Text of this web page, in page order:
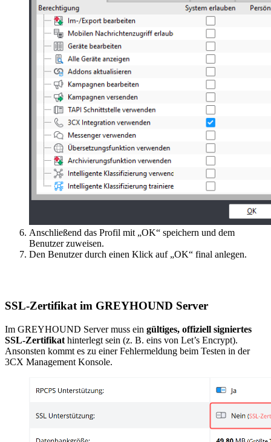
Anschließend das Profil mit „OK“ speichern und dem
Benutzer zuweisen.
Den Benutzer durch einen Klick auf „OK“ final anlegen.
SSL-Zertifikat im GREYHOUND Server
Im GREYHOUND Server muss ein gültiges, offiziell signiertes
SSL-Zertifikat hinterlegt sein (z. B. eins von Let’s Encrypt).
Ansonsten kommt es zu einer Fehlermeldung beim Testen in der
3CX Management Konsole.